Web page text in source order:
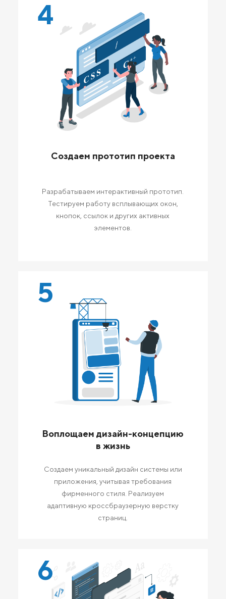
4
Создаем прототип проекта
Разрабатываем интерактивный прототип.
Тестируем работу всплывающих окон,
кнопок, ссылок и других активных
элементов.
5
Воплощаем дизайн-концепцию
в жизнь
Создаем уникальный дизайн системы или
приложения, учитывая требования
фирменного стиля. Реализуем
адаптивную кроссбраузерную верстку
страниц.
6